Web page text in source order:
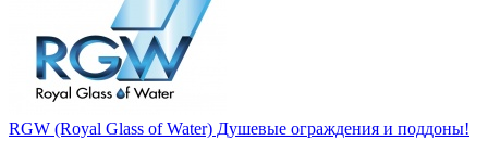
RGW (Royal Glass of Water) Душевые ограждения и поддоны!